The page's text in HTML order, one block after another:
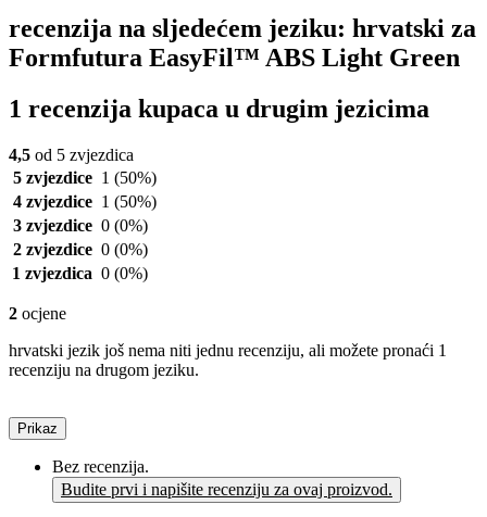
recenzija na sljedećem jeziku: hrvatski za
Formfutura EasyFil™ ABS Light Green
1 recenzija kupaca u drugim jezicima
4,5 od 5 zvjezdica
5 zvjezdice 1 (50%)
4 zvjezdice 1 (50%)
3 zvjezdice 0 (0%)
2 zvjezdice 0 (0%)
1 zvjezdica 0 (0%)
2 ocjene
hrvatski jezik još nema niti jednu recenziju, ali možete pronaći 1
recenziju na drugom jeziku.
Prikaz
Bez recenzija.
Budite prvi i napišite recenziju za ovaj proizvod.